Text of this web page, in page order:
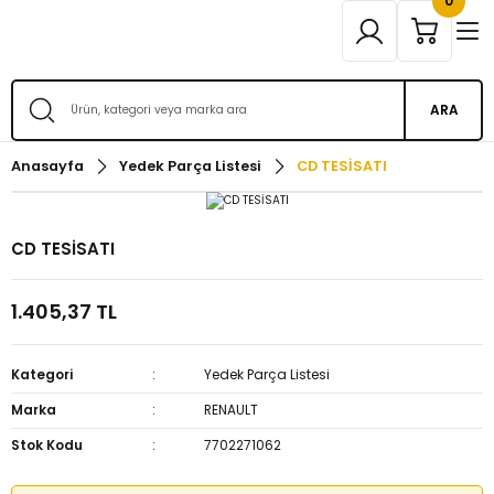
ARA
Anasayfa Yedek Parça Listesi CD TESİSATI
CD TESİSATI
1.405,37 TL
Kategori
Yedek Parça Listesi
Marka
RENAULT
Stok Kodu
7702271062